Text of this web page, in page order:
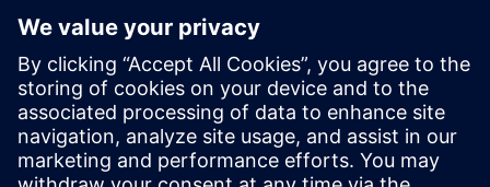
Forespørsel om eksklusiv opplæring
Fyll ut skjemaet nedenfor hvis du ønsker et tilbud på et
eksklusivt kurs, enten på stedet, virtuelt eller på vårt SITRAIN-
kurssenter. Denne typen forespørsel passer for større grupper (6
personer eller flere). Etter at du har oppgitt kontaktinformasjon